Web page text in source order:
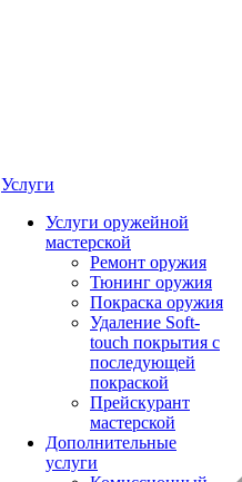
Услуги
Услуги оружейной
мастерской
Ремонт оружия
Тюнинг оружия
Покраска оружия
Удаление Soft-
touch покрытия с
последующей
покраской
Прейскурант
мастерской
Дополнительные
услуги